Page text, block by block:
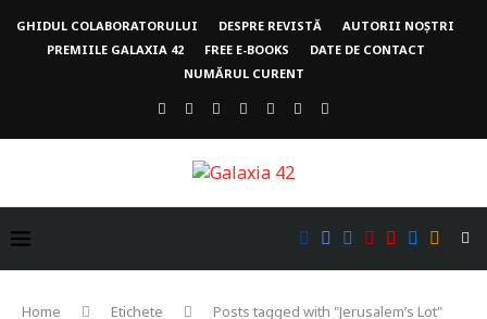
GHIDUL COLABORATORULUI DESPRE REVISTĂ
AUTORII NOȘTRI
PREMIILE GALAXIA 42
FREE E-BOOKS
DATE DE CONTACT
NUMĂRUL CURENT
Home Etichete Posts tagged with "Jerusalem’s Lot"